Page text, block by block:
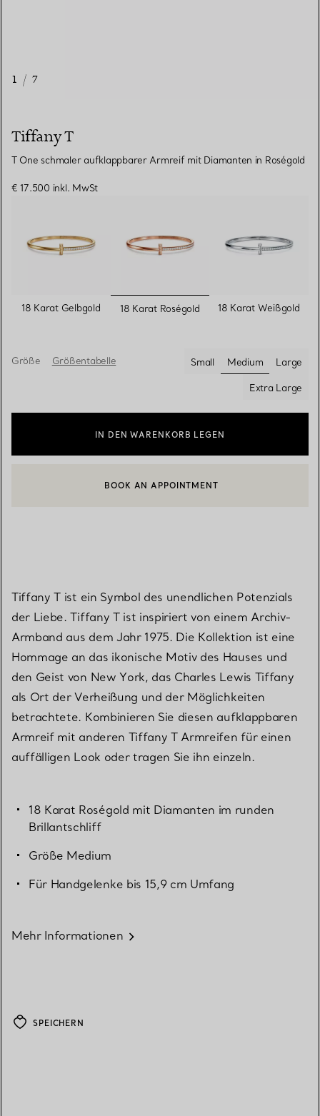
1 / 7
Tiffany T
T One schmaler aufklappbarer Armreif mit Diamanten in Roségold
€ 17.500 inkl. MwSt
18 Karat Gelbgold ausgewählt
18 Karat Roségold 18 Karat Weißgold
Größe Größentabelle Small
Medium
ausgewählt
Large
Extra Large
IN DEN WARENKORB LEGEN
EINEN KUNDENBERATER KONTAKTIEREN ODER EINEN
BOOK AN APPOINTMENT
Tiffany T ist ein Symbol des unendlichen Potenzials
der Liebe. Tiffany T ist inspiriert von einem Archiv-
Armband aus dem Jahr 1975. Die Kollektion ist eine
Hommage an das ikonische Motiv des Hauses und
den Geist von New York, das Charles Lewis Tiffany
als Ort der Verheißung und der Möglichkeiten
betrachtete. Kombinieren Sie diesen aufklappbaren
Armreif mit anderen Tiffany T Armreifen für einen
auffälligen Look oder tragen Sie ihn einzeln.
18 Karat Roségold mit Diamanten im runden
Brillantschliff
Größe Medium
Für Handgelenke bis 15,9 cm Umfang
Mehr Informationen
SPEICHERN